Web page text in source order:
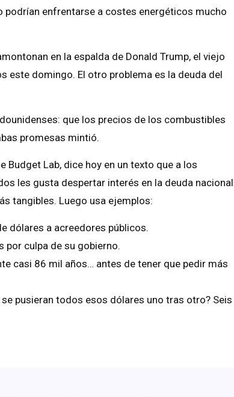
enfrentarse a costes energéticos mucho
en la espalda de Donald Trump, el viejo
este domingo. El otro problema es la deuda del
que los precios de los combustibles
promesas mintió.
Lab, dice hoy en un texto que a los
les gusta despertar interés en la deuda nacional
tangibles. Luego usa ejemplos:
dólares a acreedores públicos.
por culpa de su gobierno.
casi 86 mil años… antes de tener que pedir más
pusieran todos esos dólares uno tras otro? Seis